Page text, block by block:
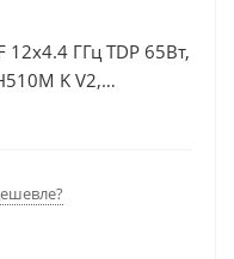
ГГц TDP 65Вт,
K V2,
DDR4 64Gb,